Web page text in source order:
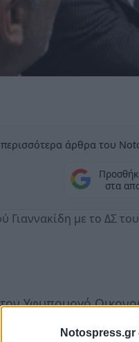
Notospress.gr
άρθρα του
στα
Γιαννακίδη με το ΔΣ
Υφυπουργό
το διοικητικό